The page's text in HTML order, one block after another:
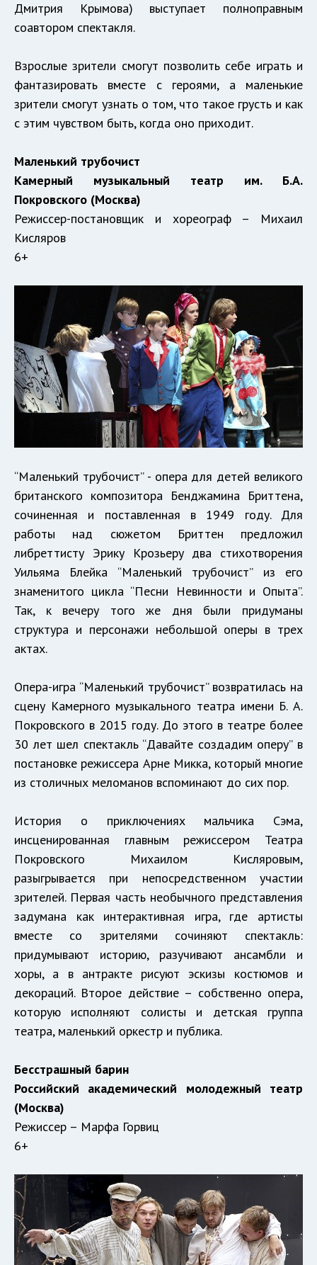
Дмитрия Крымова) выступает полноправным
соавтором спектакля.
Взрослые зрители смогут позволить себе играть и
фантазировать вместе с героями, а маленькие
зрители смогут узнать о том, что такое грусть и как
с этим чувством быть, когда оно приходит.
Маленький трубочист
Камерный музыкальный театр им. Б.А.
Покровского (Москва)
Режиссер-постановщик и хореограф – Михаил
Кисляров
6+
“Маленький трубочист” - опера для детей великого
британского композитора Бенджамина Бриттена,
сочиненная и поставленная в 1949 году. Для
работы над сюжетом Бриттен предложил
либреттисту Эрику Крозьеру два стихотворения
Уильяма Блейка “Маленький трубочист” из его
знаменитого цикла “Песни Невинности и Опыта”.
Так, к вечеру того же дня были придуманы
структура и персонажи небольшой оперы в трех
актах.
Опера-игра “Маленький трубочист” возвратилась на
сцену Камерного музыкального театра имени Б. А.
Покровского в 2015 году. До этого в театре более
30 лет шел спектакль “Давайте создадим оперу” в
постановке режиссера Арне Микка, который многие
из столичных меломанов вспоминают до сих пор.
История о приключениях мальчика Сэма,
инсценированная главным режиссером Театра
Покровского Михаилом Кисляровым,
разыгрывается при непосредственном участии
зрителей. Первая часть необычного представления
задумана как интерактивная игра, где артисты
вместе со зрителями сочиняют спектакль:
придумывают историю, разучивают ансамбли и
хоры, а в антракте рисуют эскизы костюмов и
декораций. Второе действие – собственно опера,
которую исполняют солисты и детская группа
театра, маленький оркестр и публика.
Бесстрашный барин
Российский академический молодежный театр
(Москва)
Режиссер – Марфа Горвиц
6+